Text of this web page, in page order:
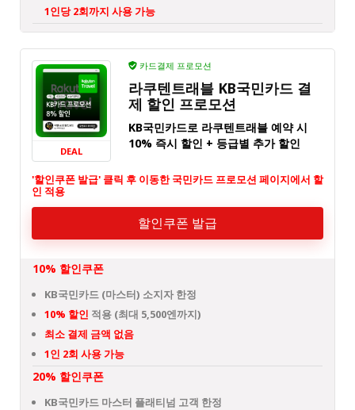
1인당 2회까지 사용 가능
DEAL
카드결제 프로모션
라쿠텐트래블 KB국민카드 결
제 할인 프로모션
KB국민카드로 라쿠텐트래블 예약 시
10% 즉시 할인 + 등급별 추가 할인
'할인쿠폰 발급' 클릭 후 이동한 국민카드 프로모션 페이지에서 할
인 적용
할인쿠폰 발급
10% 할인쿠폰
KB국민카드 (마스터) 소지자 한정
10% 할인 적용 (최대 5,500엔까지)
최소 결제 금액 없음
1인 2회 사용 가능
20% 할인쿠폰
KB국민카드 마스터 플래티넘 고객 한정